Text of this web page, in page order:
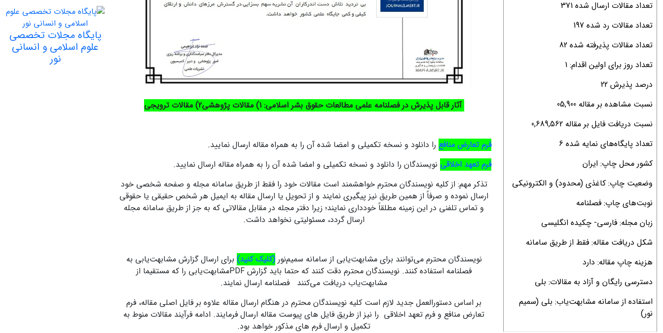
تعداد مقالات ارسال شده 371
تعداد مقالات رد شده 197
تعداد مقالات پذیرفته شده 82
تعداد روز برای اولین اقدام: 1
درصد پذیرش 22
نسبت مشاهده بر مقاله 05,900
نسبت دریافت فایل بر مقاله 0,689,562
تعداد پایگاه‌های نمایه شده 6
کشور محل چاپ: ایران
وضعیت چاپ: کاغذی (محدود) و الکترونیکی
نوبت‌های چاپ: فصلنامه
زبان مجله: فارسی- چکیده انگلیسی
شکل دریافت مقاله: فقط از طریق سامانه
هزینه چاپ مقاله: دارد
دسترسی رایگان و آزاد به مقالات: بلی
استفاده از سامانه مشابهت‌یاب: بلی (سمیم
نور)
آثار قابل پذیرش در فصلنامه علمی مطالعات حقوق بشر اسلامی: 1) مقالات پژوهشی2) مقالات ترویجی
فرم تعارض منافع را دانلود و نسخه تکمیلی و امضا شده آن را به همراه مقاله ارسال نمایید.
فرم تعهد اخلاقی نویسندگان را دانلود و نسخه تکمیلی و امضا شده آن را به همراه مقاله ارسال نمایید.
تذکر مهم: از کلیه نویسندگان محترم خواهشمند است مقالات خود را فقط از طریق سامانه مجله و صفحه شخصی خود
ارسال نموده و صرفاً از همین طریق نیز پیگیری نمایند و از تحویل یا ارسال مقاله به ایمیل هر شخص حقیقی یا حقوقی
و تماس تلفنی در این زمینه مطلقاً خودداری نمایند؛ زیرا دفتر مجله در مقابل مقالاتی که به جز از طریق سامانه مجله
ارسال گردد، مسئولیتی نخواهد داشت.
نویسندگان محترم می‌توانند برای مشابهت‌یابی از سامانه سمیم‌نور(کلیک کنید) برای ارسال گزارش مشابهت‌یابی به
فصلنامه استفاده کنند. نویسندگان محترم دقت کنند که حتما باید گزارش PDFمشابهت‌یابی را که مستقیما از
مشابهت‌یاب دریافت می‌‌کنند فصلنامه ارسال نمایند.
بر اساس دستورالعمل جدید لازم است کلیه نویسندگان محترم در هنگام ارسال مقاله علاوه بر فایل اصلی مقاله، فرم
تعارض منافع و فرم تعهد اخلاقی را نیز از طریق فایل های پیوست مقاله ارسال فرمایند. ادامه فرآیند مقالات منوط به
تکمیل و ارسال فرم های مذکور خواهد بود.
پایگاه مجلات تخصصی
علوم اسلامی و انسانی
نور